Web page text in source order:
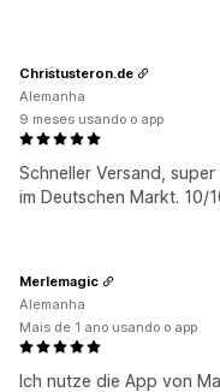
Schneller Versand,
im Deutschen Markt. 10/
Christusteron.de
Alemanha
9 meses usando o app
Ich nutze die App von
Merlemagic
Alemanha
Mais de 1 ano usando o app